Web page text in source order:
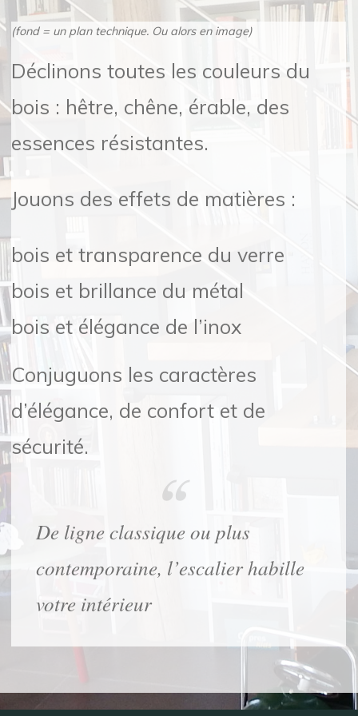
(fond = un plan technique. Ou alors en image)
Déclinons toutes les couleurs du
bois : hêtre, chêne, érable, des
essences résistantes.
Jouons des effets de matières :
bois et transparence du verre
bois et brillance du métal
bois et élégance de l’inox
Conjuguons les caractères
d’élégance, de confort et de
sécurité.
De ligne classique ou plus
contemporaine, l’escalier habille
votre intérieur